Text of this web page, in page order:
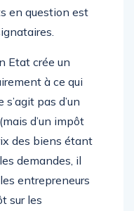
en question est
Etat crée un
à ce qui
pas d’un
d’un impôt
des biens étant
demandes, il
entrepreneurs
sur les